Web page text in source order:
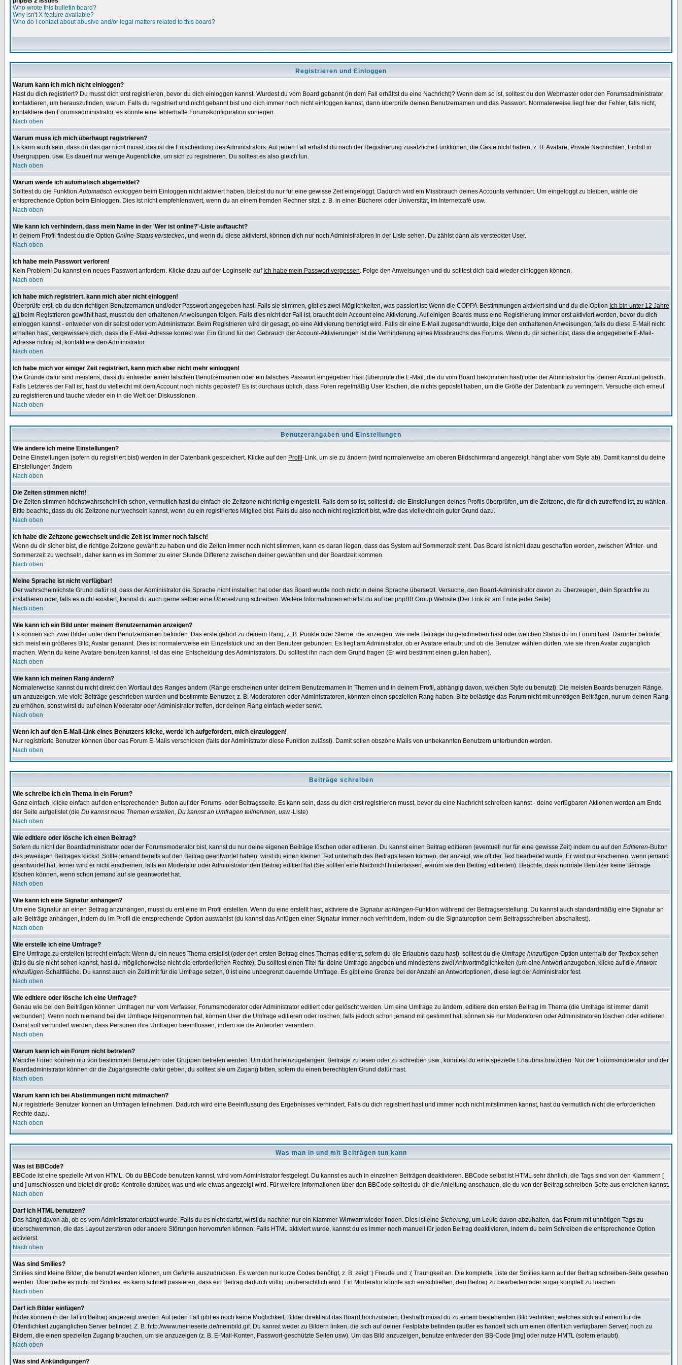
Who wrote this bulletin board?
Why isn't X feature available?
Who do I contact about abusive and/or legal matters related to this board?
Registrieren und Einloggen
Warum kann ich mich nicht einloggen?
Hast du dich registriert? Du musst dich erst registrieren, bevor du dich einloggen kannst. Wurdest du vom Board gebannt (in dem Fall erhältst du eine Nachricht)? Wenn dem so ist, solltest du den Webmaster oder den Forumsadministrator
kontaktieren, um herauszufinden, warum. Falls du registriert und nicht gebannt bist und dich immer noch nicht einloggen kannst, dann überprüfe deinen Benutzernamen und das Passwort. Normalerweise liegt hier der Fehler, falls nicht,
kontaktiere den Forumsadministrator, es könnte eine fehlerhafte Forumskonfiguration vorliegen.
Nach oben
Warum muss ich mich überhaupt registrieren?
Es kann auch sein, dass du das gar nicht musst, das ist die Entscheidung des Administrators. Auf jeden Fall erhältst du nach der Registrierung zusätzliche Funktionen, die Gäste nicht haben, z. B. Avatare, Private Nachrichten, Eintritt in
Usergruppen, usw. Es dauert nur wenige Augenblicke, um sich zu registrieren. Du solltest es also gleich tun.
Nach oben
Warum werde ich automatisch abgemeldet?
Solltest du die FunktionAutomatisch einloggen beim Einloggen nicht aktiviert haben, bleibst du nur für eine gewisse Zeit eingeloggt. Dadurch wird ein Missbrauch deines Accounts verhindert. Um eingeloggt zu bleiben, wähle die
entsprechende Option beim Einloggen. Dies ist nicht empfehlenswert, wenn du an einem fremden Rechner sitzt, z. B. in einer Bücherei oder Universität, im Internetcafé usw.
Nach oben
Wie kann ich verhindern, dass mein Name in der 'Wer ist online?'-Liste auftaucht?
In deinem Profil findest du die Option Online-Status verstecken, und wenn du diese aktivierst, können dich nur noch Administratoren in der Liste sehen. Du zählst dann als versteckter User.
Nach oben
Ich habe mein Passwort verloren!
Kein Problem! Du kannst ein neues Passwort anfordern. Klicke dazu auf der Loginseite auf Ich habe mein Passwort vergessen. Folge den Anweisungen und du solltest dich bald wieder einloggen können.
Nach oben
Ich habe mich registriert, kann mich aber nicht einloggen!
Überprüfe erst, ob du den richtigen Benutzernamen und/oder Passwort angegeben hast. Falls sie stimmen, gibt es zwei Möglichkeiten, was passiert ist: Wenn die COPPA-Bestimmungen aktiviert sind und du die Option Ich bin unter 12 Jahre
altbeim Registrieren gewählt hast, musst du den erhaltenen Anweisungen folgen. Falls dies nicht der Fall ist, braucht dein Account eine Aktivierung. Auf einigen Boards muss eine Registrierung immer erst aktiviert werden, bevor du dich
einloggen kannst - entweder von dir selbst oder vom Administrator. Beim Registrieren wird dir gesagt, ob eine Aktivierung benötigt wird. Falls dir eine E-Mail zugesandt wurde, folge den enthaltenen Anweisungen; falls du diese E-Mail nicht
erhalten hast, vergewissere dich, dass die E-Mail-Adresse korrekt war. Ein Grund für den Gebrauch der Account-Aktivierungen ist die Verhinderung eines Missbrauchs des Forums. Wenn du dir sicher bist, dass die angegebene E-Mail-
Adresse richtig ist, kontaktiere den Administrator.
Nach oben
Ich habe mich vor einiger Zeit registriert, kann mich aber nicht mehr einloggen!
Die Gründe dafür sind meistens, dass du entweder einen falschen Benutzernamen oder ein falsches Passwort eingegeben hast (überprüfe die E-Mail, die du vom Board bekommen hast) oder der Administrator hat deinen Account gelöscht.
Falls Letzteres der Fall ist, hast du vielleicht mit dem Account noch nichts gepostet? Es ist durchaus üblich, dass Foren regelmäßig User löschen, die nichts gepostet haben, um die Größe der Datenbank zu verringern. Versuche dich erneut
zu registrieren und tauche wieder ein in die Welt der Diskussionen.
Nach oben
Benutzerangaben und Einstellungen
Wie ändere ich meine Einstellungen?
Deine Einstellungen (sofern du registriert bist) werden in der Datenbank gespeichert. Klicke auf den Profil -Link, um sie zu ändern (wird normalerweise am oberen Bildschirmrand angezeigt, hängt aber vom Style ab). Damit kannst du deine
Einstellungen ändern
Nach oben
Die Zeiten stimmen nicht!
Die Zeiten stimmen höchstwahrscheinlich schon, vermutlich hast du einfach die Zeitzone nicht richtig eingestellt. Falls dem so ist, solltest du die Einstellungen deines Profils überprüfen, um die Zeitzone, die für dich zutreffend ist, zu wählen.
Bitte beachte, dass du die Zeitzone nur wechseln kannst, wenn du ein registriertes Mitglied bist. Falls du also noch nicht registriert bist, wäre das vielleicht ein guter Grund dazu.
Nach oben
Ich habe die Zeitzone gewechselt und die Zeit ist immer noch falsch!
Wenn du dir sicher bist, die richtige Zeitzone gewählt zu haben und die Zeiten immer noch nicht stimmen, kann es daran liegen, dass das System auf Sommerzeit steht. Das Board ist nicht dazu geschaffen worden, zwischen Winter- und
Sommerzeit zu wechseln, daher kann es im Sommer zu einer Stunde Differenz zwischen deiner gewählten und der Boardzeit kommen.
Nach oben
Meine Sprache ist nicht verfügbar!
Der wahrscheinlichste Grund dafür ist, dass der Administrator die Sprache nicht installiert hat oder das Board wurde noch nicht in deine Sprache übersetzt. Versuche, den Board-Administrator davon zu überzeugen, dein Sprachfile zu
installieren oder, falls es nicht existiert, kannst du auch gerne selber eine Übersetzung schreiben. Weitere Informationen erhältst du auf der phpBB Group Website (Der Link ist am Ende jeder Seite)
Nach oben
Wie kann ich ein Bild unter meinem Benutzernamen anzeigen?
Es können sich zwei Bilder unter dem Benutzernamen befinden. Das erste gehört zu deinem Rang, z. B. Punkte oder Sterne, die anzeigen, wie viele Beiträge du geschrieben hast oder welchen Status du im Forum hast. Darunter befindet
sich meist ein größeres Bild, Avatar genannt. Dies ist normalerweise ein Einzelstück und an den Benutzer gebunden. Es liegt am Administrator, ob er Avatare erlaubt und ob die Benutzer wählen dürfen, wie sie ihren Avatar zugänglich
machen. Wenn du keine Avatare benutzen kannst, ist das eine Entscheidung des Administrators. Du solltest ihn nach dem Grund fragen (Er wird bestimmt einen guten haben).
Nach oben
Wie kann ich meinen Rang ändern?
Normalerweise kannst du nicht direkt den Wortlaut des Ranges ändern (Ränge erscheinen unter deinem Benutzernamen in Themen und in deinem Profil, abhängig davon, welchen Style du benutzt). Die meisten Boards benutzen Ränge,
um anzuzeigen, wie viele Beiträge geschrieben wurden und bestimmte Benutzer, z. B. Moderatoren oder Administratoren, könnten einen speziellen Rang haben. Bitte belästige das Forum nicht mit unnötigen Beiträgen, nur um deinen Rang
zu erhöhen, sonst wirst du auf einen Moderator oder Administrator treffen, der deinen Rang einfach wieder senkt.
Nach oben
Wenn ich auf den E-Mail-Link eines Benutzers klicke, werde ich aufgefordert, mich einzuloggen!
Nur registrierte Benutzer können über das Forum E-Mails verschicken (falls der Administrator diese Funktion zulässt). Damit sollen obszöne Mails von unbekannten Benutzern unterbunden werden.
Nach oben
Beiträge schreiben
Wie schreibe ich ein Thema in ein Forum?
Ganz einfach, klicke einfach auf den entsprechenden Button auf der Forums- oder Beitragsseite. Es kann sein, dass du dich erst registrieren musst, bevor du eine Nachricht schreiben kannst - deine verfügbaren Aktionen werden am Ende
der Seite aufgelistet (die Du kannst neue Themen erstellen, Du kannst an Umfragen teilnehmen, usw.-Liste)
Nach oben
Wie editiere oder lösche ich einen Beitrag?
Sofern du nicht der Boardadministrator oder der Forumsmoderator bist, kannst du nur deine eigenen Beiträge löschen oder editieren. Du kannst einen Beitrag editieren (eventuell nur für eine gewisse Zeit) indem du auf den Editieren-Button
des jeweiligen Beitrages klickst. Sollte jemand bereits auf den Beitrag geantwortet haben, wirst du einen kleinen Text unterhalb des Beitrags lesen können, der anzeigt, wie oft der Text bearbeitet wurde. Er wird nur erscheinen, wenn jemand
geantwortet hat, ferner wird er nicht erscheinen, falls ein Moderator oder Administrator den Beitrag editiert hat (Sie sollten eine Nachricht hinterlassen, warum sie den Beitrag editierten). Beachte, dass normale Benutzer keine Beiträge
löschen können, wenn schon jemand auf sie geantwortet hat.
Nach oben
Wie kann ich eine Signatur anhängen?
Um eine Signatur an einen Beitrag anzuhängen, musst du erst eine im Profil erstellen. Wenn du eine erstellt hast, aktiviere die Signatur anhängen-Funktion während der Beitragserstellung. Du kannst auch standardmäßig eine Signatur an
alle Beiträge anhängen, indem du im Profil die entsprechende Option auswählst (du kannst das Anfügen einer Signatur immer noch verhindern, indem du die Signaturoption beim Beitragsschreiben abschaltest).
Nach oben
Wie erstelle ich eine Umfrage?
Eine Umfrage zu erstellen ist recht einfach: Wenn du ein neues Thema erstellst (oder den ersten Beitrag eines Themas editierst, sofern du die Erlaubnis dazu hast), solltest du die Umfrage hinzufügen-Option unterhalb der Textbox sehen
(falls du sie nicht sehen kannst, hast du möglicherweise nicht die erforderlichen Rechte). Du solltest einen Titel für deine Umfrage angeben und mindestens zwei Antwortmöglichkeiten (um eine Antwort anzugeben, klicke auf dieAntwort
hinzufügen-Schaltfläche. Du kannst auch ein Zeitlimit für die Umfrage setzen, 0 ist eine unbegrenzt dauernde Umfrage. Es gibt eine Grenze bei der Anzahl an Antwortoptionen, diese legt der Administrator fest.
Nach oben
Wie editiere oder lösche ich eine Umfrage?
Genau wie bei den Beiträgen können Umfragen nur vom Verfasser, Forumsmoderator oder Administrator editiert oder gelöscht werden. Um eine Umfrage zu ändern, editiere den ersten Beitrag im Thema (die Umfrage ist immer damit
verbunden). Wenn noch niemand bei der Umfrage teilgenommen hat, können User die Umfrage editieren oder löschen; falls jedoch schon jemand mit gestimmt hat, können sie nur Moderatoren oder Administratoren löschen oder editieren.
Damit soll verhindert werden, dass Personen ihre Umfragen beeinflussen, indem sie die Antworten verändern.
Nach oben
Warum kann ich ein Forum nicht betreten?
Manche Foren können nur von bestimmten Benutzern oder Gruppen betreten werden. Um dort hineinzugelangen, Beiträge zu lesen oder zu schreiben usw., könntest du eine spezielle Erlaubnis brauchen. Nur der Forumsmoderator und der
Boardadministrator können dir die Zugangsrechte dafür geben, du solltest sie um Zugang bitten, sofern du einen berechtigten Grund dafür hast.
Nach oben
Warum kann ich bei Abstimmungen nicht mitmachen?
Nur registrierte Benutzer können an Umfragen teilnehmen. Dadurch wird eine Beeinflussung des Ergebnisses verhindert. Falls du dich registriert hast und immer noch nicht mitstimmen kannst, hast du vermutlich nicht die erforderlichen
Rechte dazu.
Nach oben
Was man in und mit Beiträgen tun kann
Was ist BBCode?
BBCode ist eine spezielle Art von HTML. Ob du BBCode benutzen kannst, wird vom Administrator festgelegt. Du kannst es auch in einzelnen Beiträgen deaktivieren. BBCode selbst ist HTML sehr ähnlich, die Tags sind von den Klammern [
und ] umschlossen und bietet dir große Kontrolle darüber, was und wie etwas angezeigt wird. Für weitere Informationen über den BBCode solltest du dir die Anleitung anschauen, die du von der Beitrag schreiben-Seite aus erreichen kannst.
Nach oben
Darf ich HTML benutzen?
Das hängt davon ab, ob es vom Administrator erlaubt wurde. Falls du es nicht darfst, wirst du nachher nur ein Klammer-Wirrwarr wieder finden. Dies ist eine Sicherung, um Leute davon abzuhalten, das Forum mit unnötigen Tags zu
überschwemmen, die das Layout zerstören oder andere Störungen hervorrufen können. Falls HTML aktiviert wurde, kannst du es immer noch manuell für jeden Beitrag deaktivieren, indem du beim Schreiben die entsprechende Option
aktivierst.
Nach oben
Was sind Smilies?
Smilies sind kleine Bilder, die benutzt werden können, um Gefühle auszudrücken. Es werden nur kurze Codes benötigt, z. B. zeigt :) Freude und :( Traurigkeit an. Die komplette Liste der Smilies kann auf der Beitrag schreiben-Seite gesehen
werden. Übertreibe es nicht mit Smilies, es kann schnell passieren, dass ein Beitrag dadurch völlig unübersichtlich wird. Ein Moderator könnte sich entschließen, den Beitrag zu bearbeiten oder sogar komplett zu löschen.
Nach oben
Darf ich Bilder einfügen?
Bilder können in der Tat im Beitrag angezeigt werden. Auf jeden Fall gibt es noch keine Möglichkeit, Bilder direkt auf das Board hochzuladen. Deshalb musst du zu einem bestehenden Bild verlinken, welches sich auf einem für die
Öffentlichkeit zugänglichen Server befindet. Z. B. http://www.meineseite.de/meinbild.gif. Du kannst weder zu Bildern linken, die sich auf deiner Festplatte befinden (außer es handelt sich um einen öffentlich verfügbaren Server) noch zu
Bildern, die einen speziellen Zugang brauchen, um sie anzuzeigen (z. B. E-Mail-Konten, Passwort-geschützte Seiten usw). Um das Bild anzuzeigen, benutze entweder den BB-Code [img] oder nutze HMTL (sofern erlaubt).
Nach oben
Was sind Ankündigungen?